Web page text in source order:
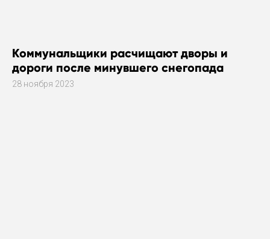
Коммунальщики расчищают дворы и
дороги после минувшего снегопада
28 ноября 2023